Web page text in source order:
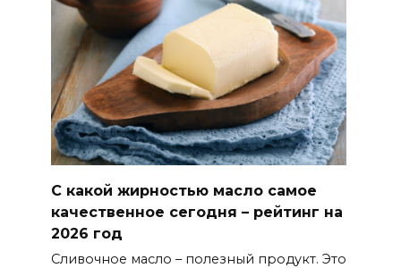
С какой жирностью масло самое
качественное сегодня – рейтинг на
2026 год
Сливочное масло – полезный продукт. Это